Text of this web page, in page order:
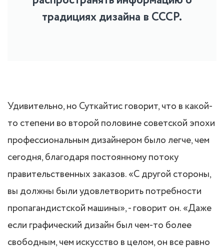
традициях дизайна в СССР.
Удивительно, но Суткайтис говорит, что в какой-
то степени во второй половине советской эпохи
профессиональным дизайнером было легче, чем
сегодня, благодаря постоянному потоку
правительственных заказов. «С другой стороны,
вы должны были удовлетворить потребности
пропагандистской машины», - говорит он. «Даже
если графический дизайн был чем-то более
свободным, чем искусство в целом, он все равно